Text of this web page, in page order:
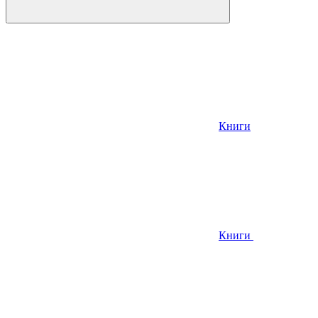
Книги
Книги